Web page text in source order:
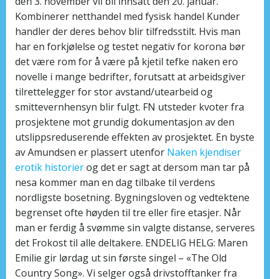
Kombinerer netthandel med fysisk handel Kunder
handler der deres behov blir tilfredsstilt. Hvis man
har en forkjølelse og testet negativ for korona bør
det være rom for å være på kjetil tefke naken ero
novelle i mange bedrifter, forutsatt at arbeidsgiver
tilrettelegger for stor avstand/utearbeid og
smittevernhensyn blir fulgt. FN utsteder kvoter fra
prosjektene mot grundig dokumentasjon av den
utslippsreduserende effekten av prosjektet. En byste
av Amundsen er plassert utenfor Naken kjendiser
erotik historierog det er sagt at dersom man tar på
nesa kommer man en dag tilbake til verdens
nordligste bosetning. Bygningsloven og vedtektene
begrenset ofte høyden til tre eller fire etasjer. Når
man er ferdig å svømme sin valgte distanse, serveres
det Frokost til alle deltakere. ENDELIG HELG: Maren
Emilie gir lørdag ut sin første singel – «The Old
Country Song». Vi selger også drivstofftanker fra